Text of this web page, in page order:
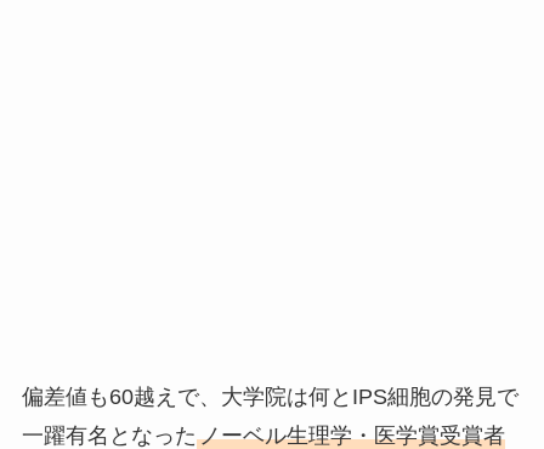
偏差値も60越えで、大学院は何とIPS細胞の発見で
一躍有名となったノーベル生理学・医学賞受賞者